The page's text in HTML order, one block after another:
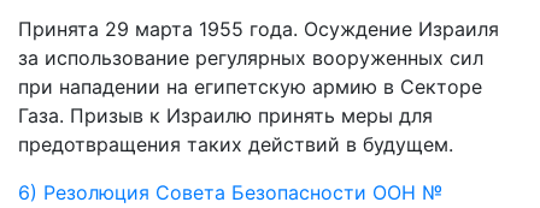
Принята 29 марта 1955 года. Осуждение Израиля
за использование регулярных вооруженных сил
при нападении на египетскую армию в Секторе
Газа. Призыв к Израилю принять меры для
предотвращения таких действий в будущем.
6) Резолюция Совета Безопасности ООН №